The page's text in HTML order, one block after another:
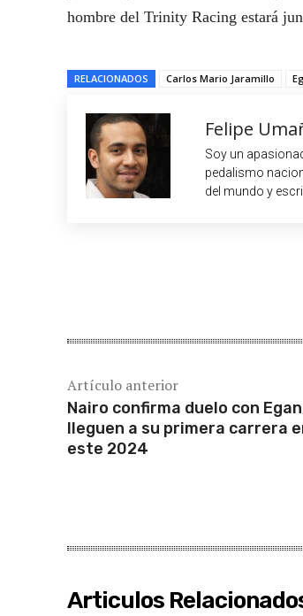
hombre del Trinity Racing estará
RELACIONADOS Carlos Mario Jaramillo
Felipe
Soy un
pedalismo
del mundo y
Artículo anterior
Nairo confirma duelo con
lleguen a su primera carrera
este 2024
Articulos